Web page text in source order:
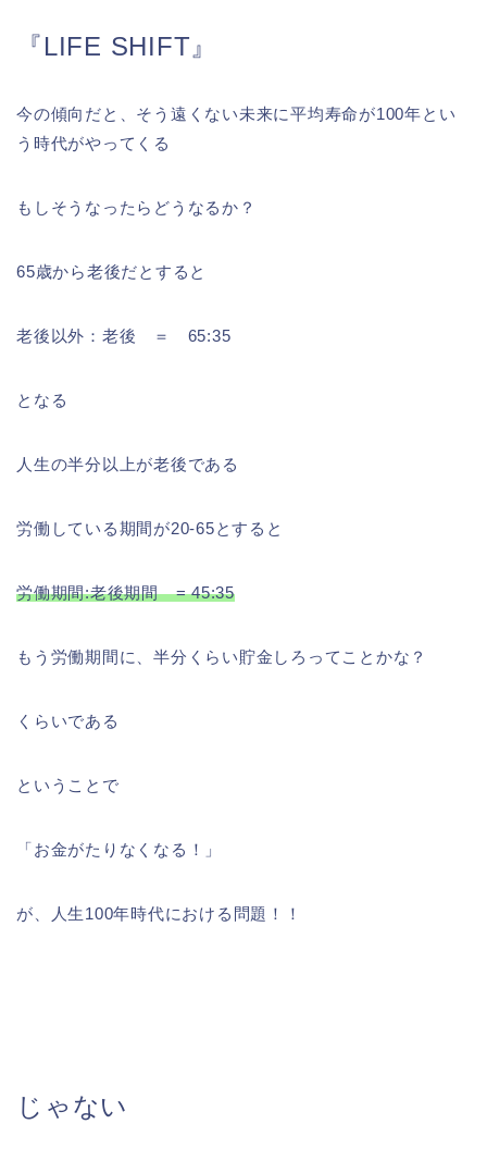
『LIFE SHIFT』
今の傾向だと、そう遠くない未来に平均寿命が100年とい
う時代がやってくる
もしそうなったらどうなるか？
65歳から老後だとすると
老後以外：老後 ＝ 65:35
となる
人生の半分以上が老後である
労働している期間が20-65とすると
労働期間:老後期間 = 45:35
もう労働期間に、半分くらい貯金しろってことかな？
くらいである
ということで
「お金がたりなくなる！」
が、人生100年時代における問題！！
じゃない